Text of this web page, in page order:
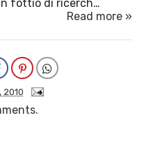
fottio di ricerch…
Read more »
2010